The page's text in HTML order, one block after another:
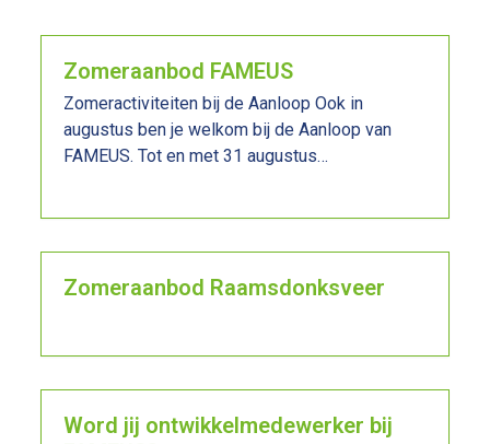
Zomeraanbod FAMEUS
Zomeractiviteiten bij de Aanloop Ook in
augustus ben je welkom bij de Aanloop van
FAMEUS. Tot en met 31 augustus…
Zomeraanbod Raamsdonksveer
Word jij ontwikkelmedewerker bij